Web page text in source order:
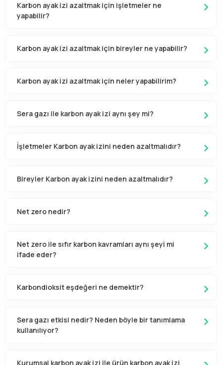
Karbon ayak izi azaltmak için işletmeler ne
yapabilir?
Karbon ayak izi azaltmak için bireyler ne yapabilir?
Karbon ayak izi azaltmak için neler yapabilirim?
Sera gazı ile karbon ayak izi aynı şey mi?
İşletmeler Karbon ayak izini neden azaltmalıdır?
Bireyler Karbon ayak izini neden azaltmalıdır?
Net zero nedir?
Net zero ile sıfır karbon kavramları aynı şeyi mi
ifade eder?
Karbondioksit eşdeğeri ne demektir?
Sera gazı etkisi nedir? Neden böyle bir tanımlama
kullanılıyor?
Kurumsal karbon ayak izi ile ürün karbon ayak izi